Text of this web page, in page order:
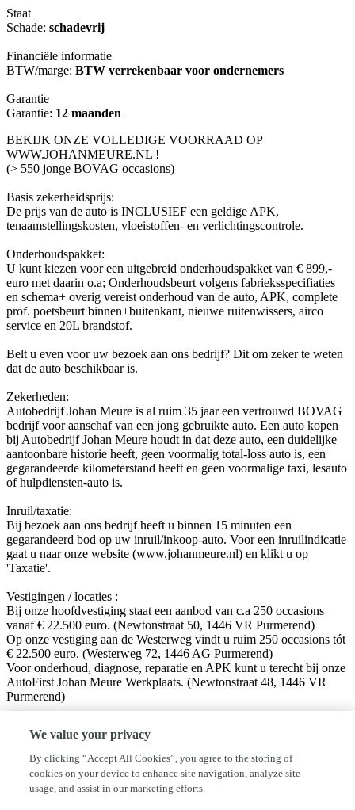
Staat
Schade: schadevrij
Financiële informatie
BTW/marge: BTW verrekenbaar voor ondernemers
Garantie
Garantie: 12 maanden
BEKIJK ONZE VOLLEDIGE VOORRAAD OP
WWW.JOHANMEURE.NL !
(> 550 jonge BOVAG occasions)
Basis zekerheidsprijs:
De prijs van de auto is INCLUSIEF een geldige APK,
tenaamstellingskosten, vloeistoffen- en verlichtingscontrole.
Onderhoudspakket:
U kunt kiezen voor een uitgebreid onderhoudspakket van € 899,-
euro met daarin o.a; Onderhoudsbeurt volgens fabrieksspecifiaties
en schema+ overig vereist onderhoud van de auto, APK, complete
prof. poetsbeurt binnen+buitenkant, nieuwe ruitenwissers, airco
service en 20L brandstof.
Belt u even voor uw bezoek aan ons bedrijf? Dit om zeker te weten
dat de auto beschikbaar is.
Zekerheden:
Autobedrijf Johan Meure is al ruim 35 jaar een vertrouwd BOVAG
bedrijf voor aanschaf van een jong gebruikte auto. Een auto kopen
bij Autobedrijf Johan Meure houdt in dat deze auto, een duidelijke
aantoonbare historie heeft, geen voormalig total-loss auto is, een
gegarandeerde kilometerstand heeft en geen voormalige taxi, lesauto
of hulpdiensten-auto is.
Inruil/taxatie:
Bij bezoek aan ons bedrijf heeft u binnen 15 minuten een
gegarandeerd bod op uw inruil/inkoop-auto. Voor een inruilindicatie
gaat u naar onze website (www.johanmeure.nl) en klikt u op
'Taxatie'.
Vestigingen / locaties :
Bij onze hoofdvestiging staat een aanbod van c.a 250 occasions
vanaf € 22.500 euro. (Newtonstraat 50, 1446 VR Purmerend)
Op onze vestiging aan de Westerweg vindt u ruim 250 occasions tót
€ 22.500 euro. (Westerweg 72, 1446 AG Purmerend)
Voor onderhoud, diagnose, reparatie en APK kunt u terecht bij onze
AutoFirst Johan Meure Werkplaats. (Newtonstraat 48, 1446 VR
Purmerend)
Facebook: Autobedrijf Johan Meure
Instagram: @autobedrijfjohanmeure
Hoewel aan de informatie van deze website de grootst mogelijke
We value your privacy
By clicking “Accept All Cookies”, you agree to the storing of
cookies on your device to enhance site navigation, analyze site
usage, and assist in our marketing efforts.